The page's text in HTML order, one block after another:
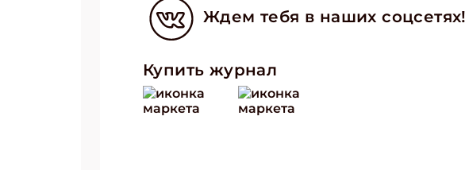
Ждем тебя в наших соцсетях!
Купить журнал